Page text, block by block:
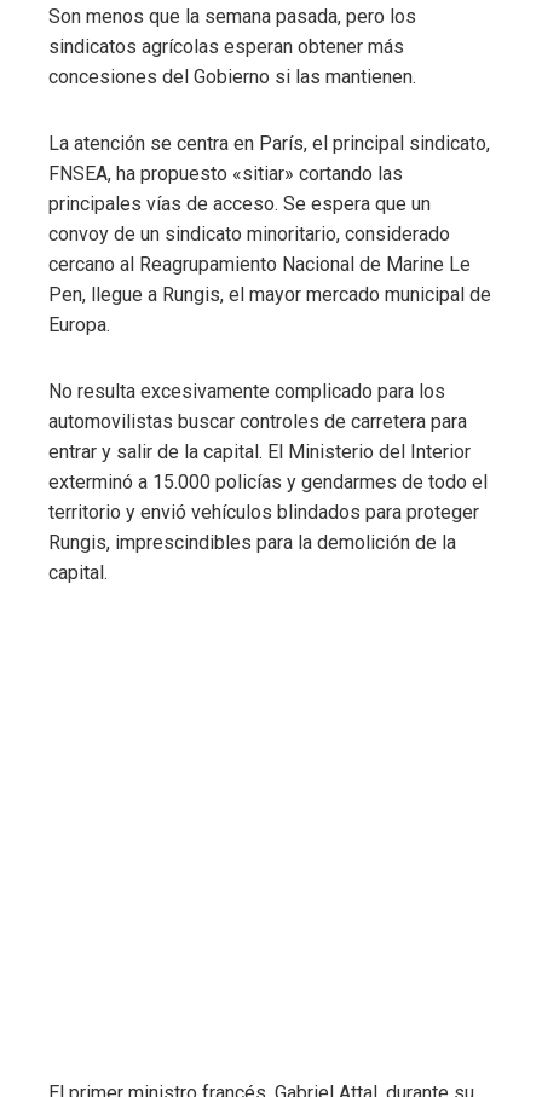
Son menos que la semana pasada, pero los
sindicatos agrícolas esperan obtener más
concesiones del Gobierno si las mantienen.
La atención se centra en París, el principal sindicato,
FNSEA, ha propuesto «sitiar» cortando las
principales vías de acceso. Se espera que un
convoy de un sindicato minoritario, considerado
cercano al Reagrupamiento Nacional de Marine Le
Pen, llegue a Rungis, el mayor mercado municipal de
Europa.
No resulta excesivamente complicado para los
automovilistas buscar controles de carretera para
entrar y salir de la capital. El Ministerio del Interior
exterminó a 15.000 policías y gendarmes de todo el
territorio y envió vehículos blindados para proteger
Rungis, imprescindibles para la demolición de la
capital.